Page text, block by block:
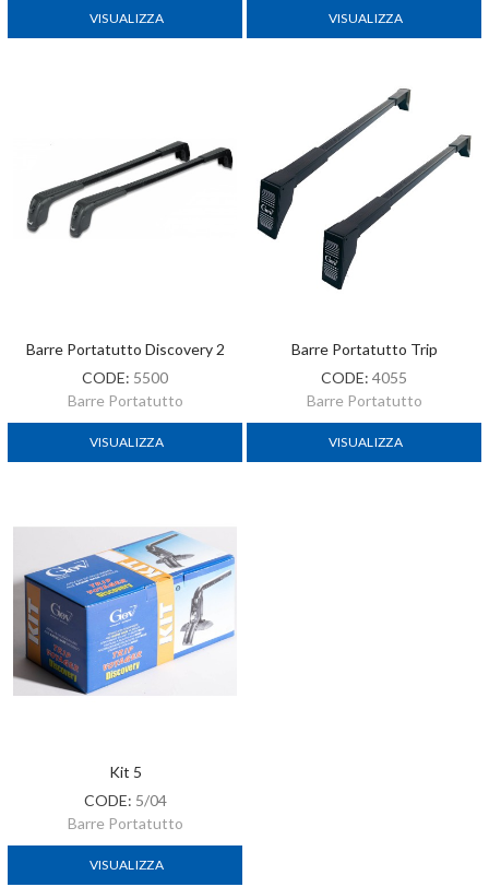
VISUALIZZA VISUALIZZA
Barre Portatutto Discovery 2
CODE: 5500
Barre Portatutto
VISUALIZZA
Barre Portatutto Trip
CODE: 4055
Barre Portatutto
VISUALIZZA
Kit 5
CODE: 5/04
Barre Portatutto
VISUALIZZA